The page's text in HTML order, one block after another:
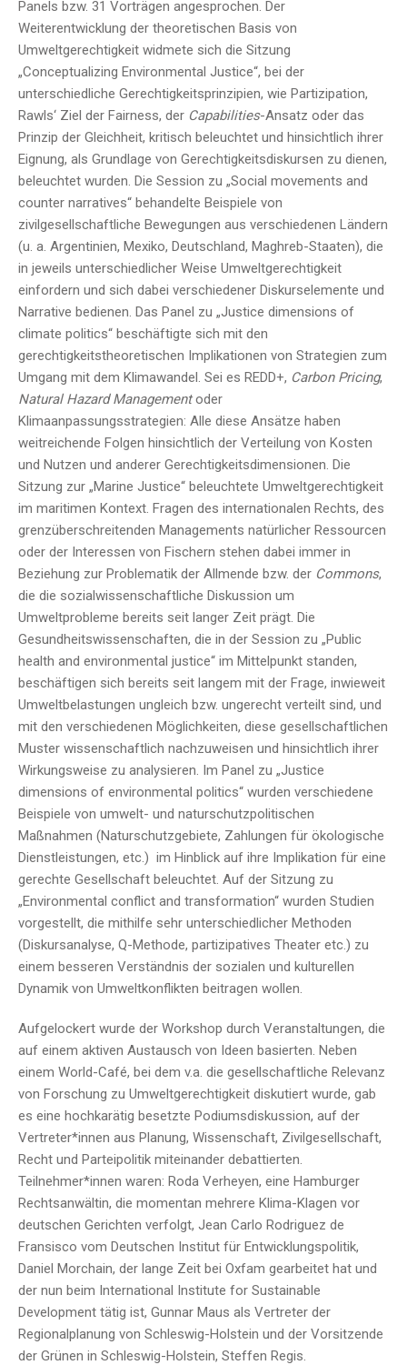
Panels bzw. 31 Vorträgen angesprochen. Der
Weiterentwicklung der theoretischen Basis von
Umweltgerechtigkeit widmete sich die Sitzung
„Conceptualizing Environmental Justice“, bei der
unterschiedliche Gerechtigkeitsprinzipien, wie Partizipation,
Rawls‘ Ziel der Fairness, der Capabilities-Ansatz oder das
Prinzip der Gleichheit, kritisch beleuchtet und hinsichtlich ihrer
Eignung, als Grundlage von Gerechtigkeitsdiskursen zu dienen,
beleuchtet wurden. Die Session zu „Social movements and
counter narratives“ behandelte Beispiele von
zivilgesellschaftliche Bewegungen aus verschiedenen Ländern
(u. a. Argentinien, Mexiko, Deutschland, Maghreb-Staaten), die
in jeweils unterschiedlicher Weise Umweltgerechtigkeit
einfordern und sich dabei verschiedener Diskurselemente und
Narrative bedienen. Das Panel zu „Justice dimensions of
climate politics“ beschäftigte sich mit den
gerechtigkeitstheoretischen Implikationen von Strategien zum
Umgang mit dem Klimawandel. Sei es REDD+, Carbon Pricing,
Natural Hazard Managementoder
Klimaanpassungsstrategien: Alle diese Ansätze haben
weitreichende Folgen hinsichtlich der Verteilung von Kosten
und Nutzen und anderer Gerechtigkeitsdimensionen. Die
Sitzung zur „Marine Justice“ beleuchtete Umweltgerechtigkeit
im maritimen Kontext. Fragen des internationalen Rechts, des
grenzüberschreitenden Managements natürlicher Ressourcen
oder der Interessen von Fischern stehen dabei immer in
Beziehung zur Problematik der Allmende bzw. der Commons,
die die sozialwissenschaftliche Diskussion um
Umweltprobleme bereits seit langer Zeit prägt. Die
Gesundheitswissenschaften, die in der Session zu „Public
health and environmental justice“ im Mittelpunkt standen,
beschäftigen sich bereits seit langem mit der Frage, inwieweit
Umweltbelastungen ungleich bzw. ungerecht verteilt sind, und
mit den verschiedenen Möglichkeiten, diese gesellschaftlichen
Muster wissenschaftlich nachzuweisen und hinsichtlich ihrer
Wirkungsweise zu analysieren. Im Panel zu „Justice
dimensions of environmental politics“ wurden verschiedene
Beispiele von umwelt- und naturschutzpolitischen
Maßnahmen (Naturschutzgebiete, Zahlungen für ökologische
Dienstleistungen, etc.) im Hinblick auf ihre Implikation für eine
gerechte Gesellschaft beleuchtet. Auf der Sitzung zu
„Environmental conflict and transformation“ wurden Studien
vorgestellt, die mithilfe sehr unterschiedlicher Methoden
(Diskursanalyse, Q-Methode, partizipatives Theater etc.) zu
einem besseren Verständnis der sozialen und kulturellen
Dynamik von Umweltkonflikten beitragen wollen.
Aufgelockert wurde der Workshop durch Veranstaltungen, die
auf einem aktiven Austausch von Ideen basierten. Neben
einem World-Café, bei dem v.a. die gesellschaftliche Relevanz
von Forschung zu Umweltgerechtigkeit diskutiert wurde, gab
es eine hochkarätig besetzte Podiumsdiskussion, auf der
Vertreter*innen aus Planung, Wissenschaft, Zivilgesellschaft,
Recht und Parteipolitik miteinander debattierten.
Teilnehmer*innen waren: Roda Verheyen, eine Hamburger
Rechtsanwältin, die momentan mehrere Klima-Klagen vor
deutschen Gerichten verfolgt, Jean Carlo Rodriguez de
Fransisco vom Deutschen Institut für Entwicklungspolitik,
Daniel Morchain, der lange Zeit bei Oxfam gearbeitet hat und
der nun beim International Institute for Sustainable
Development tätig ist, Gunnar Maus als Vertreter der
Regionalplanung von Schleswig-Holstein und der Vorsitzende
der Grünen in Schleswig-Holstein, Steffen Regis.